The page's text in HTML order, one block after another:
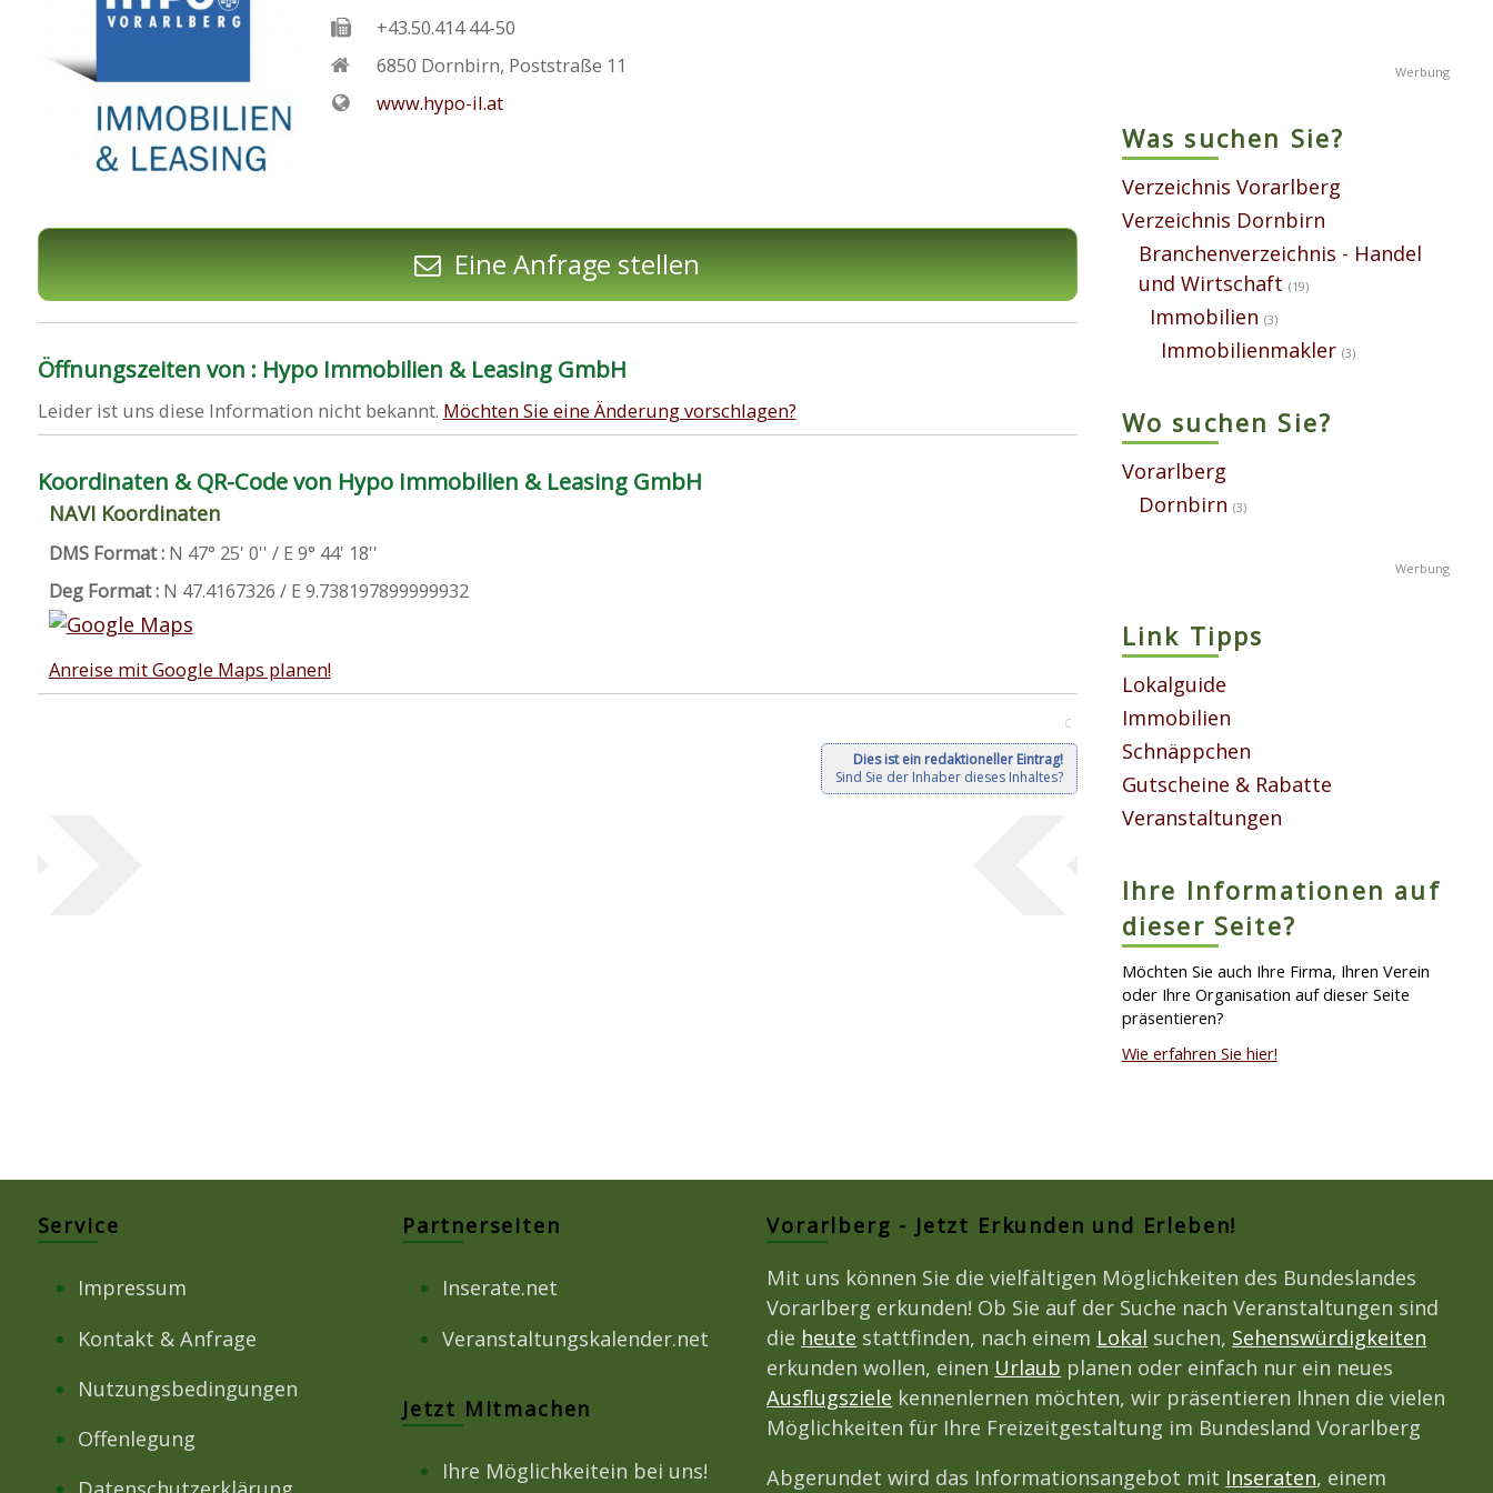
+43.50.414 44-50
6850 Dornbirn, Poststraße 11
www.hypo-il.at
Eine Anfrage stellen
Öffnungszeiten von : Hypo Immobilien & Leasing GmbH
Leider ist uns diese Information nicht bekannt. Möchten Sie eine Änderung vorschlagen?
Koordinaten & QR-Code von Hypo Immobilien & Leasing GmbH
NAVI Koordinaten
DMS Format : N 47° 25' 0'' / E 9° 44' 18''
Deg Format : N 47.4167326 / E9.738197899999932
Anreise mit Google Maps planen!
C
Dies ist ein redaktioneller Eintrag!
Sind Sie der Inhaber dieses Inhaltes?
Was suchen Sie?
Verzeichnis Vorarlberg
Verzeichnis Dornbirn
Branchenverzeichnis - Handel
und Wirtschaft (19)
Immobilien (3)
Immobilienmakler (3)
Wo suchen Sie?
Vorarlberg
Dornbirn (3)
Link Tipps
Lokalguide
Immobilien
Schnäppchen
Gutscheine & Rabatte
Veranstaltungen
Ihre Informationen auf
dieser Seite?
Möchten Sie auch Ihre Firma, Ihren Verein
oder Ihre Organisation auf dieser Seite
präsentieren?
Wie erfahren Sie hier!
Service
Impressum
Kontakt & Anfrage
Nutzungsbedingungen
Offenlegung
Partnerseiten
Inserate.net
Veranstaltungskalender.net
Jetzt Mitmachen
Ihre Möglichkeitein bei uns!
Vorarlberg - Jetzt Erkunden und Erleben!
Mit uns können Sie die vielfältigen Möglichkeiten des Bundeslandes
Vorarlberg erkunden! Ob Sie auf der Suche nach Veranstaltungen sind
die heute stattfinden, nach einem Lokal suchen, Sehenswürdigkeiten
erkunden wollen, einen Urlaub planen oder einfach nur ein neues
Ausflugsziele kennenlernen möchten, wir präsentieren Ihnen die vielen
Möglichkeiten für Ihre Freizeitgestaltung im Bundesland Vorarlberg
Abgerundet wird das Informationsangebot mit Inseraten, einem